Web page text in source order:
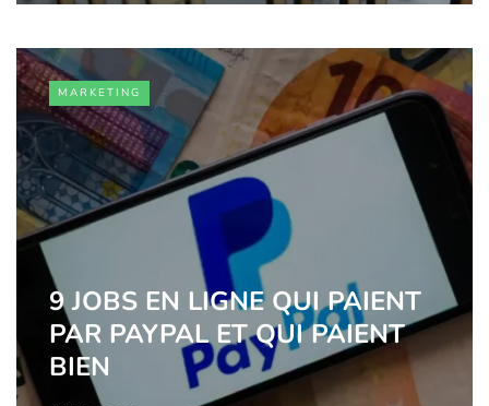
MARKETING
9 JOBS EN LIGNE QUI PAIENT
PAR PAYPAL ET QUI PAIENT
BIEN